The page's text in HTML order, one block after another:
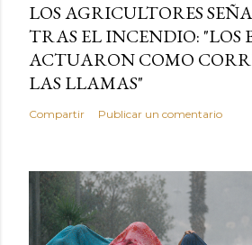
LOS AGRICULTORES
TRAS EL INCENDIO: "LOS
ACTUARON COMO
LAS LLAMAS"
Compartir Publicar un comentario